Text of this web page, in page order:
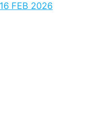
FEB 2026